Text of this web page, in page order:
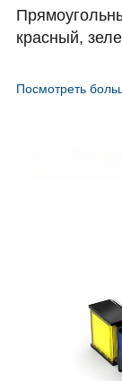
красный,
Посмотреть